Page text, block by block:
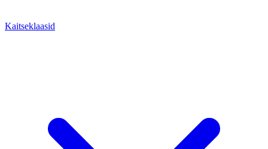
Kaitseklaasid